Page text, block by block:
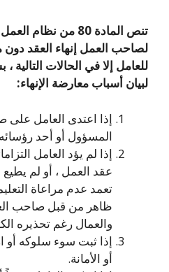
تنص المادة 80 من
لصاحب العمل إنهاء العقد دون
للعامل إلا في الحالات
لبيان أسباب معارضة الإنهاء:
إذا اعتدى العامل على
المسؤول أو أحد رؤسائه
إذا لم يؤد العامل
عقد العمل ، أو لم يطيع
تعمد عدم مراعاة
ظاهر من قبل صاحب
والعمال رغم تحذيره
إذا ثبت سوء سلوكه أو
أو الأمانة.